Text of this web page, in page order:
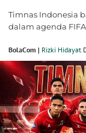
Timnas Indonesia
dalam agenda
BolaCom | Rizki Hidayat